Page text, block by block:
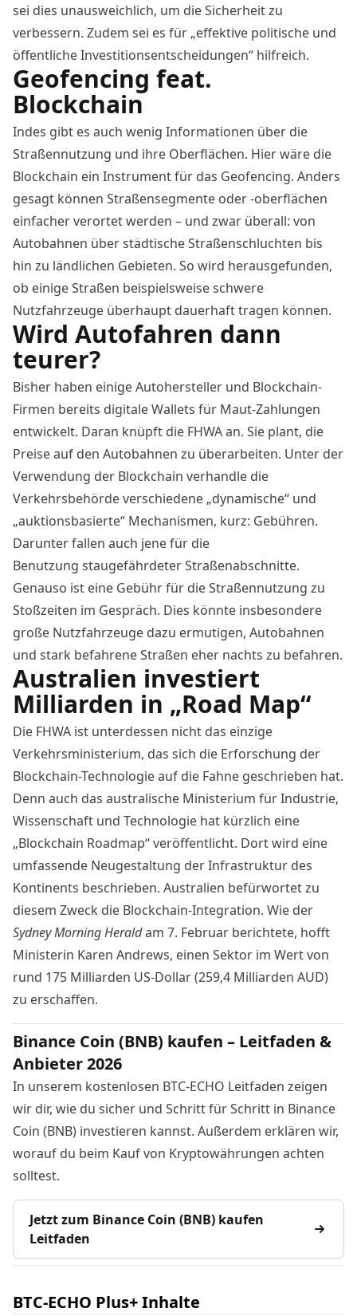
sei dies unausweichlich, um die Sicherheit zu
verbessern. Zudem sei es für „effektive politische und
öffentliche Investitionsentscheidungen“ hilfreich.
Geofencing feat.
Blockchain
Indes gibt es auch wenig Informationen über die
Straßennutzung und ihre Oberflächen. Hier wäre die
Blockchain ein Instrument für das Geofencing. Anders
gesagt können Straßensegmente oder -oberflächen
einfacher verortet werden – und zwar überall: von
Autobahnen über städtische Straßenschluchten bis
hin zu ländlichen Gebieten. So wird herausgefunden,
ob einige Straßen beispielsweise schwere
Nutzfahrzeuge überhaupt dauerhaft tragen können.
Wird Autofahren dann
teurer?
Bisher haben einige Autohersteller und Blockchain-
Firmen bereits digitale Wallets für Maut-Zahlungen
entwickelt. Daran knüpft die FHWA an. Sie plant, die
Preise auf den Autobahnen zu überarbeiten. Unter der
Verwendung der Blockchain verhandle die
Verkehrsbehörde verschiedene „dynamische“ und
„auktionsbasierte“ Mechanismen, kurz: Gebühren.
Darunter fallen auch jene für die
Benutzung staugefährdeter Straßenabschnitte.
Genauso ist eine Gebühr für die Straßennutzung zu
Stoßzeiten im Gespräch. Dies könnte insbesondere
große Nutzfahrzeuge dazu ermutigen, Autobahnen
und stark befahrene Straßen eher nachts zu befahren.
Australien investiert
Milliarden in „Road Map“
Die FHWA ist unterdessen nicht das einzige
Verkehrsministerium, das sich die Erforschung der
Blockchain-Technologie auf die Fahne geschrieben hat.
Denn auch das australische Ministerium für Industrie,
Wissenschaft und Technologie hat kürzlich eine
„Blockchain Roadmap“ veröffentlicht. Dort wird eine
umfassende Neugestaltung der Infrastruktur des
Kontinents beschrieben. Australien befürwortet zu
diesem Zweck die Blockchain-Integration. Wie der
Sydney Morning Heraldam 7. Februar berichtete, hofft
Ministerin Karen Andrews, einen Sektor im Wert von
rund 175 Milliarden US-Dollar (259,4 Milliarden AUD)
zu erschaffen.
Binance Coin (BNB) kaufen – Leitfaden &
Anbieter 2026
In unserem kostenlosen BTC-ECHO Leitfaden zeigen
wir dir, wie du sicher und Schritt für Schritt in Binance
Coin (BNB) investieren kannst. Außerdem erklären wir,
worauf du beim Kauf von Kryptowährungen achten
solltest.
Jetzt zum Binance Coin (BNB) kaufen
Leitfaden
BTC-ECHO Plus+ Inhalte